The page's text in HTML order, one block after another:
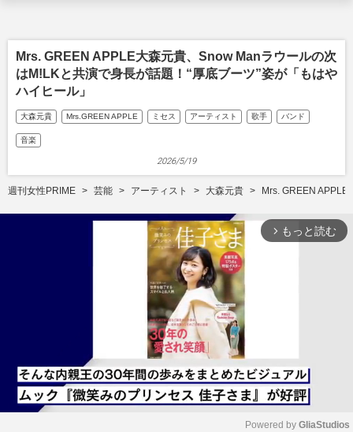
Mrs. GREEN APPLE大森元貴、Snow Manラウールの次
はM!LKと共演で身長が話題！“厚底ブーツ”姿が「もはや
ハイヒール」
大森元貴 Mrs.GREEN APPLE ミセス アーティスト 歌手 バンド
音楽
2026/5/19
週刊女性PRIME 芸能 アーティスト 大森元貴 Mrs. GREEN
arrow_forward_ios もっと読む
Powered by GliaStudios